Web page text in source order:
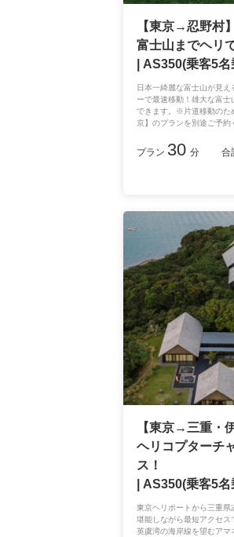
【東京→忍野村】
富士山までヘリ
| AS350(乗客5
日本一綺麗な富士山が見
ーで最速移動！雄大な富
できます。※片道移動のた
京】のプランを別途ご予約
プラン 30 分 合
【東京→三重・
ヘリコプターチ
ス！
| AS350(乗客5
東京ヘリポートから三重県
堪能しながら最短アクセス
英虞湾の海岸線を望むアマ